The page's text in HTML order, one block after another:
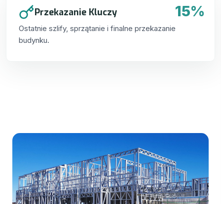
15%
Przekazanie Kluczy
Ostatnie szlify, sprzątanie i finalne przekazanie
budynku.